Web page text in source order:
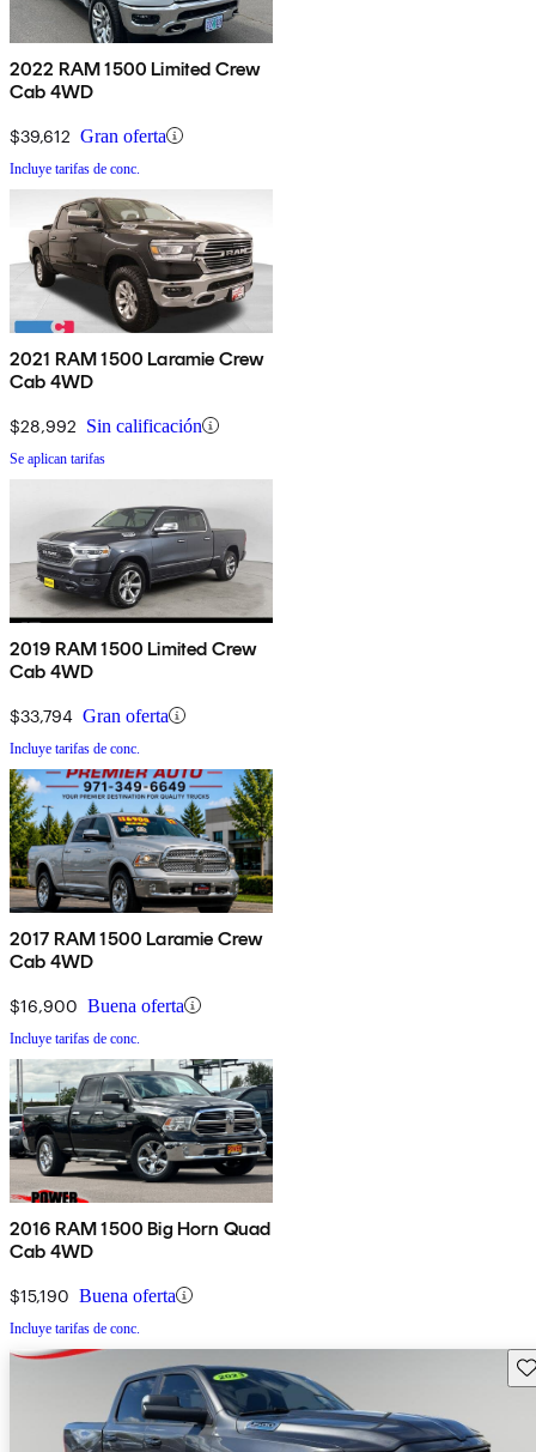
2022 RAM 1500 Limited Crew
Cab 4WD
$39,612 Gran oferta
Incluye tarifas de conc.
2021 RAM 1500 Laramie Crew
Cab 4WD
$28,992 Sin calificación
Se aplican tarifas
2019 RAM 1500 Limited Crew
Cab 4WD
$33,794 Gran oferta
Incluye tarifas de conc.
2017 RAM 1500 Laramie Crew
Cab 4WD
$16,900 Buena oferta
Incluye tarifas de conc.
2016 RAM 1500 Big Horn Quad
Cab 4WD
$15,190 Buena oferta
Incluye tarifas de conc.